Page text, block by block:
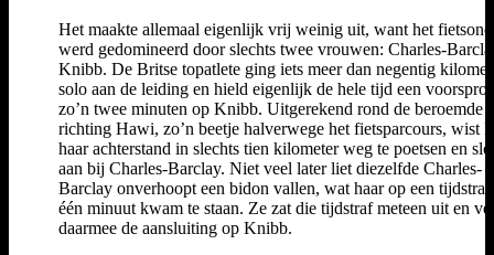
Het maakte allemaal eigenlijk vrij weinig uit, want het
werd gedomineerd door slechts twee vrouwen: Charles-
Knibb. De Britse topatlete ging iets meer dan negentig
solo aan de leiding en hield eigenlijk de hele tijd een
zo’n twee minuten op Knibb. Uitgerekend rond de beroemde
richting Hawi, zo’n beetje halverwege het fietsparcours, wist
haar achterstand in slechts tien kilometer weg te poetsen en
aan bij Charles-Barclay. Niet veel later liet diezelfde Charles-
Barclay onverhoopt een bidon vallen, wat haar op een
één minuut kwam te staan. Ze zat die tijdstraf meteen uit en
daarmee de aansluiting op Knibb.